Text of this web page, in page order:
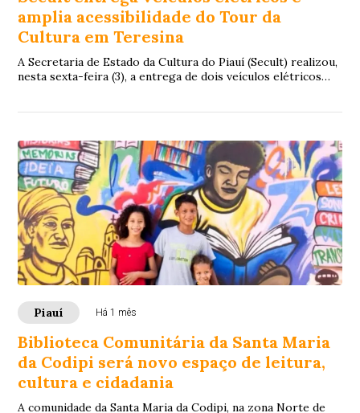
amplia acessibilidade do Tour da
Cultura em Teresina
A Secretaria de Estado da Cultura do Piauí (Secult) realizou,
nesta sexta-feira (3), a entrega de dois veículos elétricos
Piauí Há 1 mês
Biblioteca Comunitária da Santa Maria
da Codipi será novo espaço de leitura,
cultura e cidadania
A comunidade da Santa Maria da Codipi, na zona Norte de